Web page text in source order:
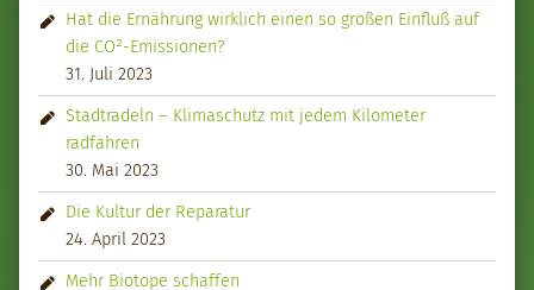
Hat die Ernährung wirklich einen so großen Einfluß auf
die CO²-Emissionen?
31. Juli 2023
Stadtradeln – Klimaschutz mit jedem Kilometer
radfahren
30. Mai 2023
Die Kultur der Reparatur
24. April 2023
Mehr Biotope schaffen